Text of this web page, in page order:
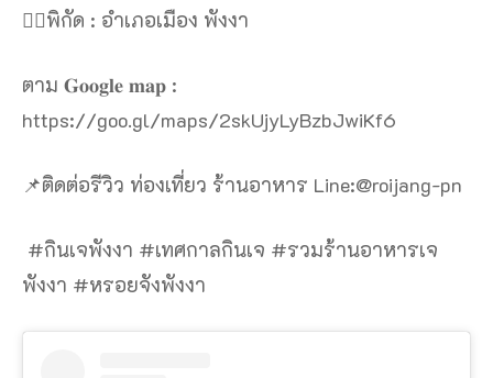
👉🏻พิกัด : อำเภอเมือง พังงา
ตาม 𝐆𝐨𝐨𝐠𝐥𝐞 𝐦𝐚𝐩 :
https://goo.gl/maps/2skUjyLyBzbJwiKf6
📌ติดต่อรีวิว ท่องเที่ยว ร้านอาหาร Line:@roijang-pn
#กินเจพังงา #เทศกาลกินเจ #รวมร้านอาหารเจ
พังงา #หรอยจังพังงา